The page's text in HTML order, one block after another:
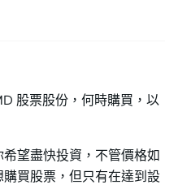
股票股份，何時購買，以
望盡快投資，不管價格如
買股票，但只有在達到設